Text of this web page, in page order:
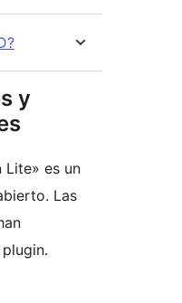
y
Lite» es un
Las